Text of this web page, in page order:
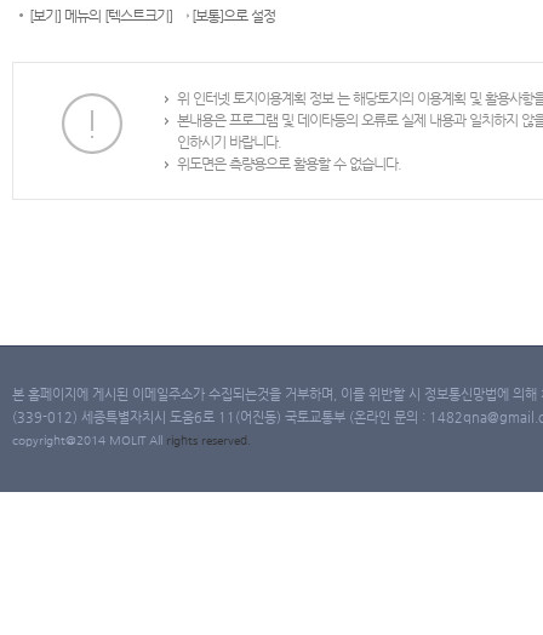
[보기] 메뉴의 [텍스트크기] → [보통]으로 설정
위 인터넷 토지이용계획 정보 는 해당토지의 이용계획 및 활용사
본내용은 프로그램 및 데이타등의 오류로 실제 내용과 일치하지
인하시기 바랍니다.
위도면은 측량용으로 활용할 수 없습니다.
본 홈페이지에 게시된 이메일주소가 수집되는것을 거부하며, 이를 위반할 시 정보통신망법에 의
(339-012) 세종특별자치시 도움6로 11(어진동) 국토교통부 (온라인 문의 :
copyright@2014 MOLIT All rights reserved.